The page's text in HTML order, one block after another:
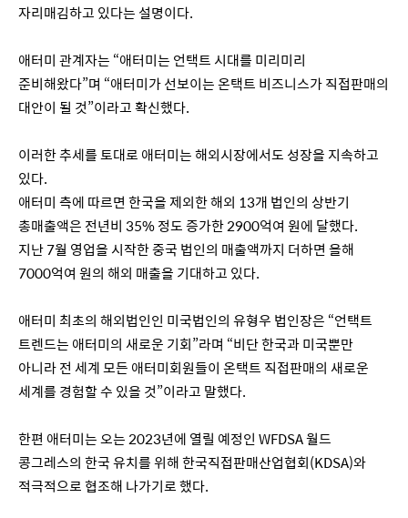
자리매김하고 있다는 설명이다.
애터미 관계자는 “애터미는 언택트 시대를 미리미리
준비해왔다”며 “애터미가 선보이는 온택트 비즈니스가 직접판매의
대안이 될 것”이라고 확신했다.
이러한 추세를 토대로 애터미는 해외시장에서도 성장을 지속하고
있다.
애터미 측에 따르면 한국을 제외한 해외 13개 법인의 상반기
총매출액은 전년비 35% 정도 증가한 2900억여 원에 달했다.
지난 7월 영업을 시작한 중국 법인의 매출액까지 더하면 올해
7000억여 원의 해외 매출을 기대하고 있다.
애터미 최초의 해외법인인 미국법인의 유형우 법인장은 “언택트
트렌드는 애터미의 새로운 기회”라며 “비단 한국과 미국뿐만
아니라 전 세계 모든 애터미회원들이 온택트 직접판매의 새로운
세계를 경험할 수 있을 것”이라고 말했다.
한편 애터미는 오는 2023년에 열릴 예정인 WFDSA 월드
콩그레스의 한국 유치를 위해 한국직접판매산업협회(KDSA)와
적극적으로 협조해 나가기로 했다.